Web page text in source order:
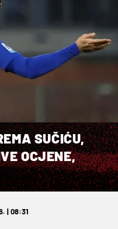
SUČIĆU,
OCJENE,
| 08:31